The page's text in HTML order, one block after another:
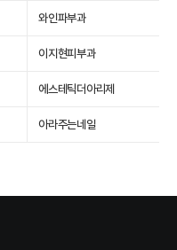
와인파부과
이지현피부과
에스테틱더아리제
아라주는네일